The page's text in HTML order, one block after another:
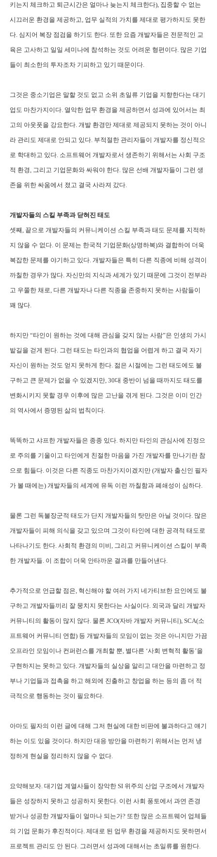
키는지 체크하고 퇴근시간은 얼마나 늦는지 체크한다), 집중할 수 없는
시끄러운 환경을 제공하고, 업무 실적의 가치를 제대로 평가하지도 못한
다. 심지어 복장 점검을 하기도 한다. 또한 요즘 개발자들은 전문적인 교
육은 고사하고 일일 세미나에 참석하는 것도 어려운 형편이다. 많은 기업
들이 최소한의 투자조차 기피하고 있기 때문이다.
그것은 중소기업은 말할 것도 없고 소위 초일류 기업을 지향한다는 대기
업도 마찬가지이다. 열악한 업무 환경을 제공하면서 성과에 있어서는 최
고의 아웃풋을 강요한다. 개발 환경만 제대로 제공되지 못하는 것이 아니
라 관리도 제대로 안되고 있다. 부적절한 관리자들이 개발자를 정신적으
로 학대하고 있다. 소프트웨어 개발자로서 생존하기 위해서는 사회 구조
적 환경, 그리고 기업문화와 싸워야 한다. 많은 선배 개발자들이 그런 생
존을 위한 싸움에서 졌고 결국 사라져 갔다.
개발자들의 스킬 부족과 닫혀진 태도
셋째, 끝으로 개발자들의 커뮤니케이션 스킬 부족과 태도 문제를 지적하
지 않을 수 없다. 이 문제는 한국적 기업문화(상명하복)와 결합하여 더욱
복잡한 문제를 야기하고 있다. 개발자들은 특히 다른 직종에 비해 성격이
까칠한 경우가 많다. 자신만의 지식과 세계가 있기 때문에 그것이 전부라
고 우쭐한 채로, 다른 개발자나 다른 직종을 존중하지 못하는 사람들이
꽤 많다.
하지만 “타인이 원하는 것에 대해 관심을 갖지 않는 사람”은 인생의 가시
밭길을 걷게 된다. 그런 태도는 타인과의 협업을 어렵게 하고 결국 자기
자신이 원하는 것도 얻지 못하게 한다. 젊은 시절에는 그런 태도에도 불
구하고 큰 문제가 없을 수 있겠지만, 30대 중반이 넘을 때까지도 태도를
변화시키지 못할 경우 이후에 많은 고난을 겪게 된다. 그것은 이미 인간
의 역사에서 증명된 삶의 법칙이다.
똑똑하고 샤프한 개발자들은 종종 있다. 하지만 타인의 관심사에 진정으
로 주의를 기울이고 타인에게 친절한 마음을 가진 개발자를 만나기란 참
으로 힘들다. 이것은 다른 직종도 마찬가지이겠지만 (개발자 출신인 필자
가 볼 때에는) 개발자들의 세계에 유독 이런 까칠함과 폐쇄성이 심하다.
물론 그런 독불장군적 태도가 단지 개발자들의 탓만은 아닐 것이다. 많은
개발자들이 피해 의식을 갖고 있으며 그것이 타인에 대한 공격적 태도로
나타나기도 한다. 사회적 환경의 미비, 그리고 커뮤니케이션 스킬이 부족
한 개발자들. 이 조합이 더욱 안타까운 결과를 만들어낸다.
추가적으로 언급할 점은, 혁신해야 할 여러 가지 네가티브한 요인에도 불
구하고 개발자들끼리 잘 뭉치지 못한다는 사실이다. 외국과 달리 개발자
커뮤니티의 활동이 많지 않다. 물론 JCO(자바 개발자 커뮤니티), SCA(소
프트웨어 커뮤니티 연합) 등 개발자들의 모임이 없는 것은 아니지만 가끔
오프라인 모임이나 컨퍼런스를 개최할 뿐, 별다른 ‘사회 변혁적 활동’을
구현하지는 못하고 있다. 개발자들의 실상을 알리고 대안을 마련하고 정
부나 기업들과 접촉을 하고 해외에 진출하고 창업을 하는 등의 좀 더 적
극적으로 행동하는 것이 필요하다.
아마도 필자의 이런 글에 대해 그저 현실에 대한 비판에 불과하다고 얘기
하는 이도 있을 것이다. 하지만 대응 방안을 마련하기 위해서는 먼저 냉
정하게 현실을 정리하지 않을 수 없다.
요약해보자. 대기업 계열사들이 장악한 SI 위주의 산업 구조에서 개발자
들은 성장하지 못하고 성공하지 못한다. 이런 사회 풍토에서 과연 존경
받거나 성공한 개발자들이 얼마나 되는가? 또한 많은 소프트웨어 업체들
의 기업 문화가 후진적이다. 제대로 된 업무 환경을 제공하지도 못하면서
프로젝트 관리도 안 된다. 그러면서 성과에 대해서는 초일류를 원한다.